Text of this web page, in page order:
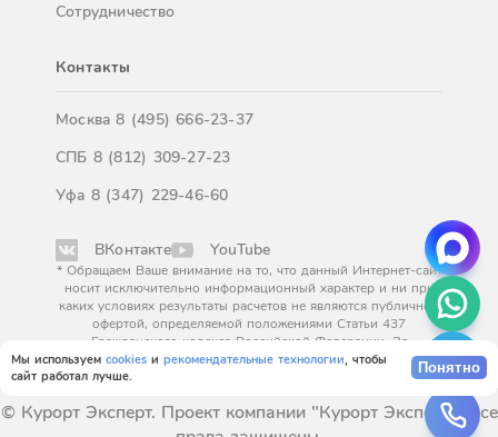
Мы используем cookies и рекомендательные технологии, чтобы
сайт работал лучше.
Понятно
Сотрудничество
Контакты
Москва8 (495) 666-23-37
СПБ 8 (812) 309-27-23
Уфа 8 (347) 229-46-60
ВКонтакте YouTube
* Обращаем Ваше внимание на то, что данный Интернет-сайт
носит исключительно информационный характер и ни при
каких условиях результаты расчетов не являются публичной
офертой, определяемой положениями Статьи 437
Гражданского кодекса Российской Федерации. За
окончательным расчетом обращайтесь к нашим менеджерам.
© Курорт Эксперт. Проект компании "Курорт Эксперт". Все